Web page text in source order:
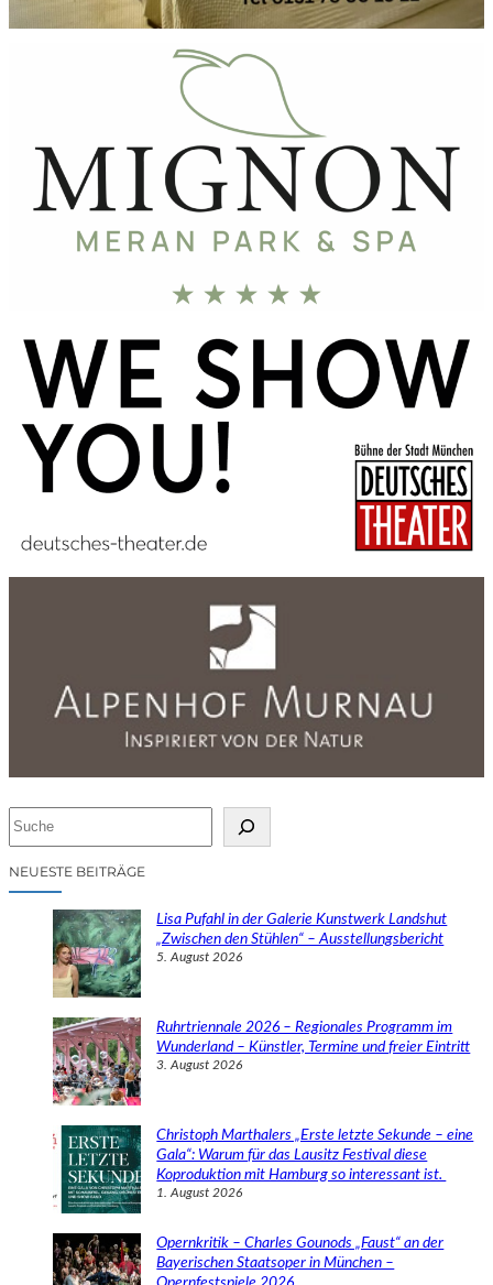
NEUESTE BEITRÄGE
Lisa Pufahl in der Galerie Kunstwerk Landshut
„Zwischen den Stühlen“ – Ausstellungsbericht
5. August 2026
Ruhrtriennale 2026 – Regionales Programm im
Wunderland – Künstler, Termine und freier Eintritt
3. August 2026
Christoph Marthalers „Erste letzte Sekunde – eine
Gala“: Warum für das Lausitz Festival diese
Koproduktion mit Hamburg so interessant ist.
1. August 2026
Opernkritik – Charles Gounods „Faust“ an der
Bayerischen Staatsoper in München –